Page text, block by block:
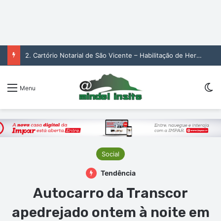
2. Cartório Notarial de São Vicente – Habilitação de Herdeiros de Maria Odette Soares Gomes (1. pub)
Menu
Social
Tendência
Autocarro da Transcor
apedrejado ontem à noite em